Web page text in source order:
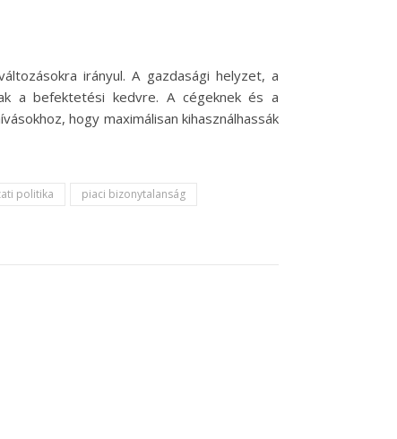
irányul. A gazdasági helyzet, a
a befektetési kedvre. A cégeknek és a
hogy maximálisan kihasználhassák
politika
piaci bizonytalanság